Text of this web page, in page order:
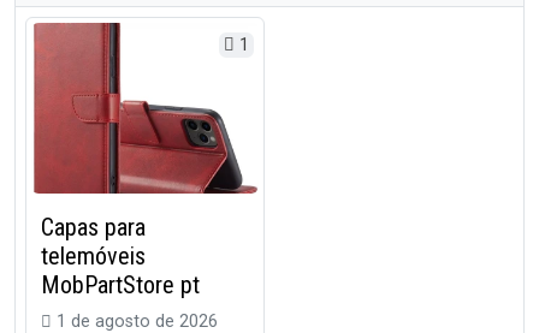
1
Capas para
telemóveis
MobPartStore pt
1 de agosto de 2026